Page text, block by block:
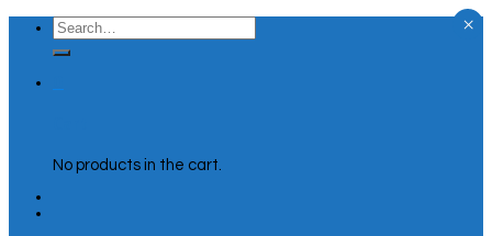
Skip
content
Search
for:
No products in the cart.
×